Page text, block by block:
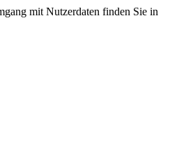
mit Nutzerdaten finden Sie in